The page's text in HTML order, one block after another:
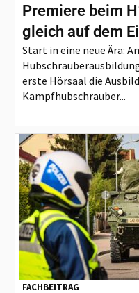
Premiere beim
gleich auf dem
Start in eine neue Ära:
erste Hörsaal die
Kampfhubschrauber...
FACHBEITRAG